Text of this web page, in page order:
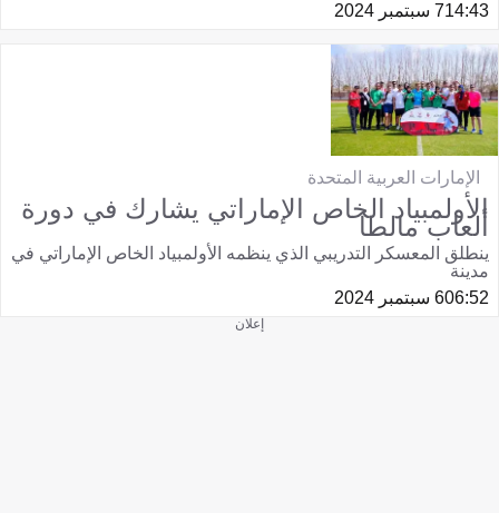
14:437 سبتمبر 2024
الإمارات العربية المتحدة
الأولمبياد الخاص الإماراتي يشارك في دورة
ألعاب مالطا
ينطلق المعسكر التدريبي الذي ينظمه الأولمبياد الخاص الإماراتي في
مدينة
06:526 سبتمبر 2024
إعلان